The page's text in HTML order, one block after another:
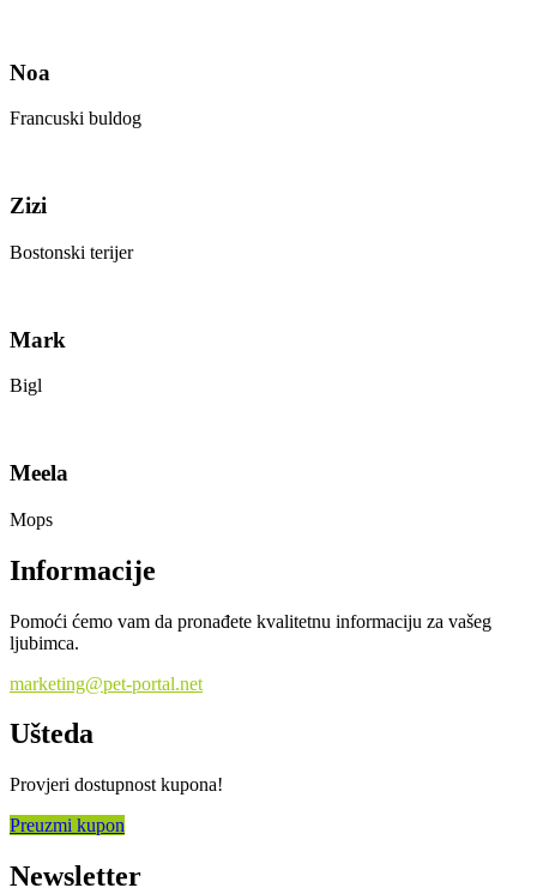
Noa
Francuski buldog
Zizi
Bostonski terijer
Mark
Bigl
Meela
Mops
Informacije
Pomoći ćemo vam da pronađete kvalitetnu informaciju za vašeg
ljubimca.
marketing@pet-portal.net
Ušteda
Provjeri dostupnost kupona!
Preuzmi kupon
Newsletter